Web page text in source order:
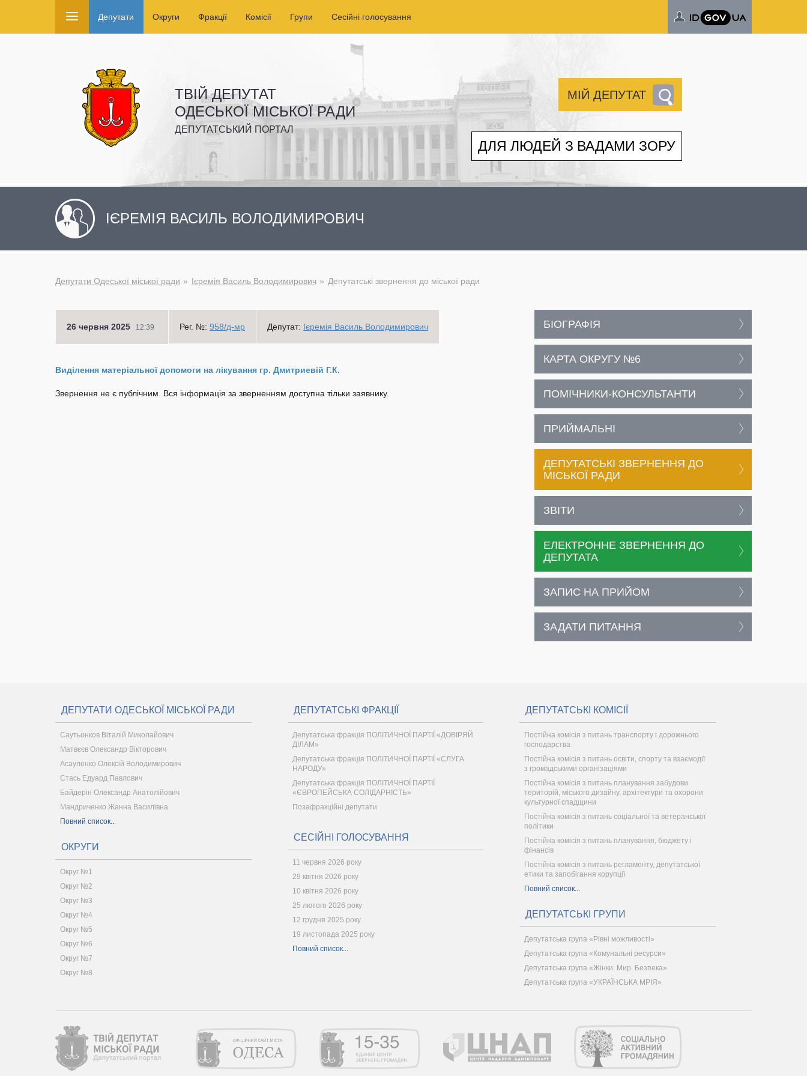
Депутати Округи Фракції Комісії Групи Сесійні голосування
ТВІЙ ДЕПУТАТ
ОДЕСЬКОЇ МІСЬКОЇ РАДИ
ДЕПУТАТСЬКИЙ ПОРТАЛ
МІЙ ДЕПУТАТ
ДЛЯ ЛЮДЕЙ З ВАДАМИ ЗОРУ
ІЄРЕМІЯ ВАСИЛЬ ВОЛОДИМИРОВИЧ
Депутати Одеської міської ради Ієремія Василь Володимирович Депутатські звернення до міської ради
26 червня 2025 12:39 Рег. №: 958/д-мр Депутат: Ієремія Василь Володимирович
Виділення матеріальної допомоги на лікування гр. Дмитриевій Г.К.
Звернення не є публічним. Вся інформація за зверненням доступна тільки заявнику.
БІОГРАФІЯ
КАРТА ОКРУГУ №6
ПОМІЧНИКИ-КОНСУЛЬТАНТИ
ПРИЙМАЛЬНІ
ДЕПУТАТСЬКІ ЗВЕРНЕННЯ ДО
МІСЬКОЇ РАДИ
ЗВІТИ
ЕЛЕКТРОННЕ ЗВЕРНЕННЯ ДО
ДЕПУТАТА
ЗАПИС НА ПРИЙОМ
ЗАДАТИ ПИТАННЯ
ДЕПУТАТИ ОДЕСЬКОЇ МІСЬКОЇ РАДИ
Саутьонков Віталій Миколайович
Матвєєв Олександр Вікторович
Асауленко Олексій Володимирович
Стась Едуард Павлович
Байдерін Олександр Анатолійович
Мандриченко Жанна Василівна
Повний список...
ОКРУГИ
Округ №1
Округ №2
Округ №3
Округ №4
Округ №5
Округ №6
Округ №7
Округ №8
ДЕПУТАТСЬКІ ФРАКЦІЇ
Депутатська фракція ПОЛІТИЧНОЇ ПАРТІЇ «ДОВІРЯЙ
ДІЛАМ»
Депутатська фракція ПОЛІТИЧНОЇ ПАРТІЇ «СЛУГА
НАРОДУ»
Депутатська фракція ПОЛІТИЧНОЇ ПАРТІЇ
«ЄВРОПЕЙСЬКА СОЛІДАРНІСТЬ»
Позафракційні депутати
СЕСІЙНІ ГОЛОСУВАННЯ
11 червня 2026 року
29 квітня 2026 року
10 квітня 2026 року
25 лютого 2026 року
12 грудня 2025 року
19 листопада 2025 року
Повний список...
ДЕПУТАТСЬКІ КОМІСІЇ
Постійна комісія з питань транспорту і дорожнього
господарства
Постійна комісія з питань освіти, спорту та взаємодії
з громадськими організаціями
Постійна комісія з питань планування забудови
територій, міського дизайну, архітектури та охорони
культурної спадщини
Постійна комісія з питань соціальної та ветеранської
політики
Постійна комісія з питань планування, бюджету і
фінансів
Постійна комісія з питань регламенту, депутатської
етики та запобігання корупції
Повний список...
ДЕПУТАТСЬКІ ГРУПИ
Депутатська група «Рівні можливості»
Депутатська група «Комунальні ресурси»
Депутатська група «Жінки. Мир. Безпека»
Депутатська група «УКРАЇНСЬКА МРІЯ»